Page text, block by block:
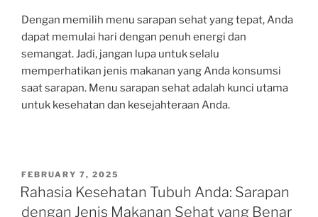
Dengan memilih menu sarapan sehat yang tepat, Anda
dapat memulai hari dengan penuh energi dan
semangat. Jadi, jangan lupa untuk selalu
memperhatikan jenis makanan yang Anda konsumsi
saat sarapan. Menu sarapan sehat adalah kunci utama
untuk kesehatan dan kesejahteraan Anda.
POSTED
ON
FEBRUARY 7, 2025
Rahasia Kesehatan Tubuh Anda: Sarapan
dengan Jenis Makanan Sehat yang Benar